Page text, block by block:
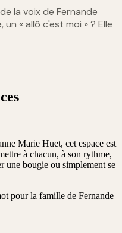
la voix de Fernande
« allô c'est moi » ? Elle
Marie Huet, cet espace est
à chacun, à son rythme,
une bougie ou simplement se
pour la famille de Fernande